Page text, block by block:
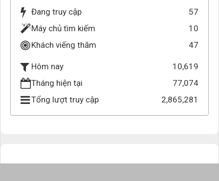
Đang truy cập
57
Máy chủ tìm kiếm
10
Khách viếng thăm
47
Hôm nay
10,619
Tháng hiện tại
77,074
Tổng lượt truy cập
2,865,281